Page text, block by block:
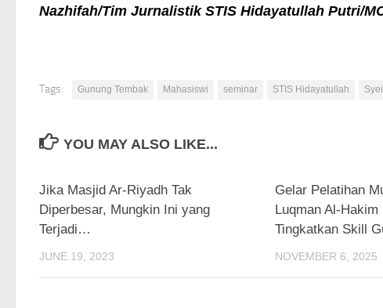
Nazhifah/Tim Jurnalistik STIS Hidayatullah Putri/
Tags: Gunung Tembak Mahasiswi seminar STIS Hidayatullah
YOU MAY ALSO LIKE...
Jika Masjid Ar-Riyadh Tak
Diperbesar, Mungkin Ini yang
Terjadi…
JUNE 19, 2023
Gelar Pelatihan
Luqman Al-Hakim
Tingkatkan Skill
NOVEMBER 6, 2025